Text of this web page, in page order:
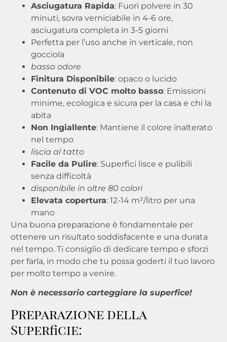
Asciugatura Rapida: Fuori polvere in 30
minuti, sovra verniciabile in 4-6 ore,
asciugatura completa in 3-5 giorni
Perfetta per l’uso anche in verticale, non
gocciola
basso odore
Finitura Disponibile: opaco o lucido
Contenuto di VOC molto basso: Emissioni
minime, ecologica e sicura per la casa e chi la
abita
Non Ingiallente: Mantiene il colore inalterato
nel tempo
liscia al tatto
Facile da Pulire: Superfici lisce e pulibili
senza difficoltà
disponibile in oltre 80 colori
Elevata copertura: 12-14 m²/litro per una
mano
Una buona preparazione è fondamentale per
ottenere un risultato soddisfacente e una durata
nel tempo. Ti consiglio di dedicare tempo e sforzi
per farla, in modo che tu possa goderti il tuo lavoro
per molto tempo a venire.
Non è necessario carteggiare la superfice!
Preparazione della
Superficie: